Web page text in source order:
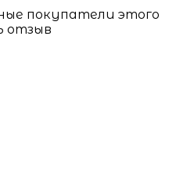
покупатели этого
отзыв